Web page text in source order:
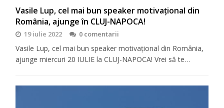
Vasile Lup, cel mai bun speaker motivaţional din
România, ajunge în CLUJ-NAPOCA!
19 iulie 2022 0 comentarii
Vasile Lup, cel mai bun speaker motivaţional din România,
ajunge miercuri 20 IULIE la CLUJ-NAPOCA! Vrei să te…